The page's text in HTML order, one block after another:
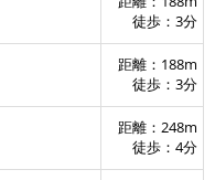
徒歩：3分
距離：188m
徒歩：3分
距離：248m
徒歩：4分